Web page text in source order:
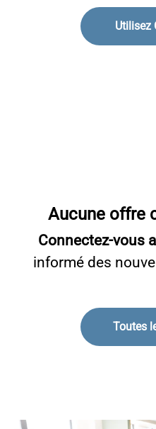
Utilisez
Aucune offre
Connectez-vous
informé des
Toutes